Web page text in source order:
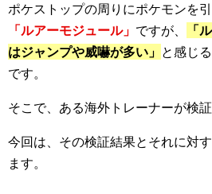
ポケストップの周りにポケモンを
「ルアーモジュール」 ですが、
「
はジャンプや威嚇が多い」 と感じ
です。
そこで、ある海外トレーナーが検証
今回は、その検証結果とそれに対
ます。